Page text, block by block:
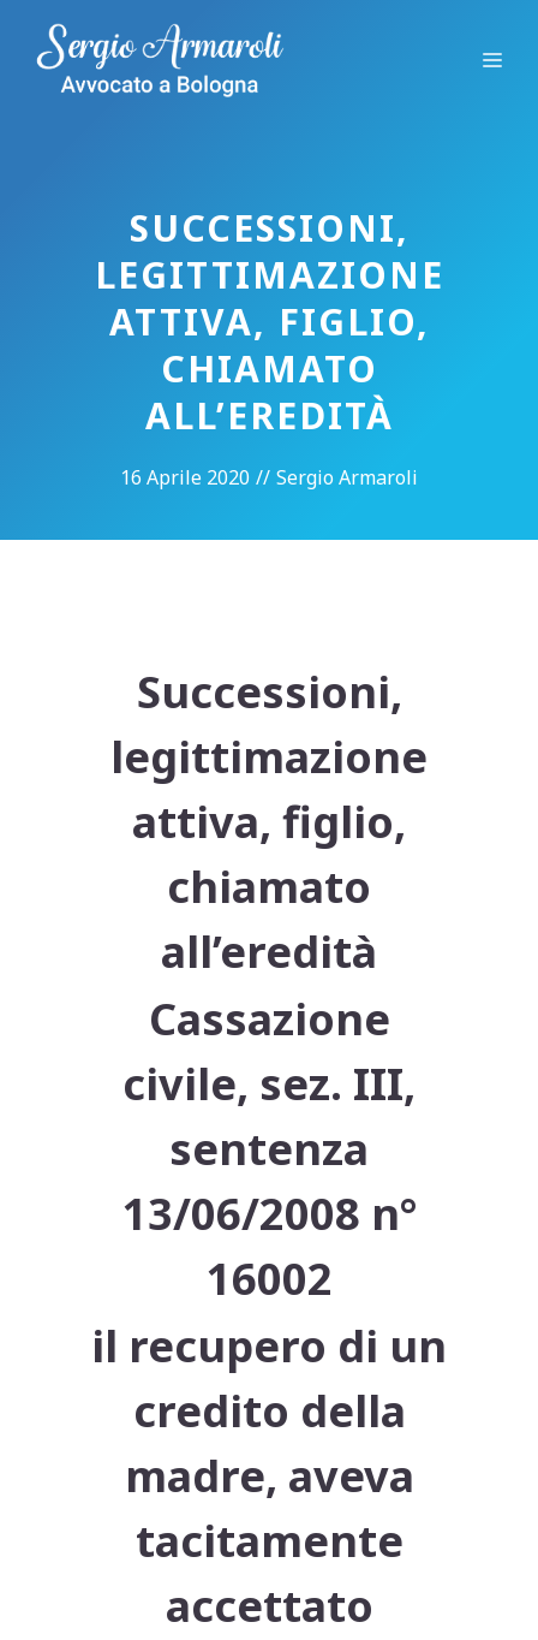
contenuto
SUCCESSIONI,
LEGITTIMAZIONE
ATTIVA, FIGLIO,
CHIAMATO
ALL’EREDITÀ
16 Aprile 2020 // Sergio Armaroli
Successioni,
legittimazione
attiva, figlio,
chiamato
all’eredità
Cassazione
civile, sez. III,
sentenza
13/06/2008 n°
16002
il recupero di un
credito della
madre, aveva
tacitamente
accettato